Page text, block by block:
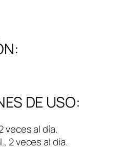
DE USO:
veces al día.
2 veces al día.